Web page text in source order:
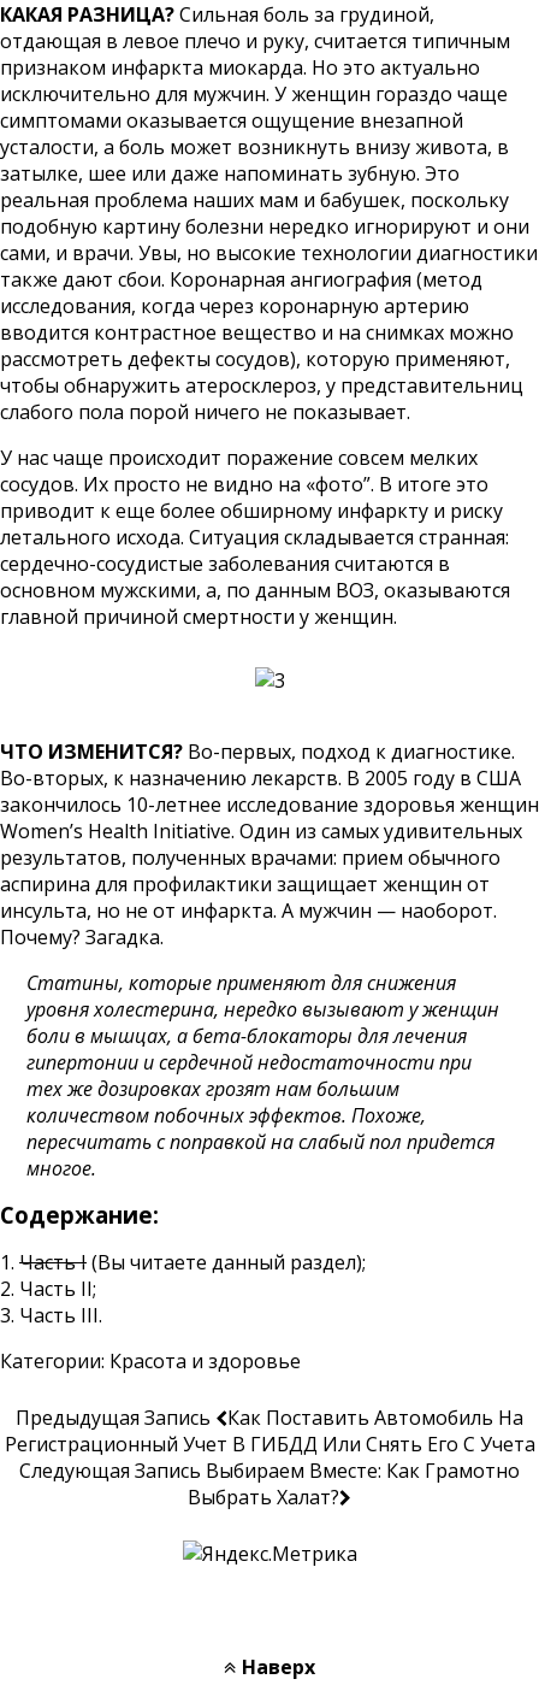
КАКАЯ РАЗНИЦА?Сильная боль за грудиной,
отдающая в левое плечо и руку, считается типичным
признаком инфаркта миокарда. Но это актуально
исключительно для мужчин. У женщин гораздо чаще
симптомами оказывается ощущение внезапной
усталости, а боль может возникнуть внизу живота, в
затылке, шее или даже напоминать зубную. Это
реальная проблема наших мам и бабушек, поскольку
подобную картину болезни нередко игнорируют и они
сами, и врачи. Увы, но высокие технологии диагностики
также дают сбои. Коронарная ангиография (метод
исследования, когда через коронарную артерию
вводится контрастное вещество и на снимках можно
рассмотреть дефекты сосудов), которую применяют,
чтобы обнаружить атеросклероз, у представительниц
слабого пола порой ничего не показывает.
У нас чаще происходит поражение совсем мелких
сосудов. Их просто не видно на «фото”. В итоге это
приводит к еще более обширному инфаркту и риску
летального исхода. Ситуация складывается странная:
сердечно-сосудистые заболевания считаются в
основном мужскими, а, по данным ВОЗ, оказываются
главной причиной смертности у женщин.
ЧТО ИЗМЕНИТСЯ? Во-первых, подход к диагностике.
Во-вторых, к назначению лекарств. В 2005 году в США
закончилось 10-летнее исследование здоровья женщин
Women’s Health Initiative. Один из самых удивительных
результатов, полученных врачами: прием обычного
аспирина для профилактики защищает женщин от
инсульта, но не от инфаркта. А мужчин — наоборот.
Почему? Загадка.
Статины, которые применяют для снижения
уровня холестерина, нередко вызывают у женщин
боли в мышцах, а бета-блокаторы для лечения
гипертонии и сердечной недостаточности при
тех же дозировках грозят нам большим
количеством побочных эффектов. Похоже,
пересчитать с поправкой на слабый пол придется
многое.
Содержание:
1. Часть I(Вы читаете данный раздел);
2. Часть II;
3. Часть III.
Категории: Красота и здоровье
Предыдущая Запись
Как Поставить Автомобиль На
Регистрационный Учет В ГИБДД Или Снять Его С Учета
Следующая Запись Выбираем Вместе: Как Грамотно
Выбрать Халат?
Наверх